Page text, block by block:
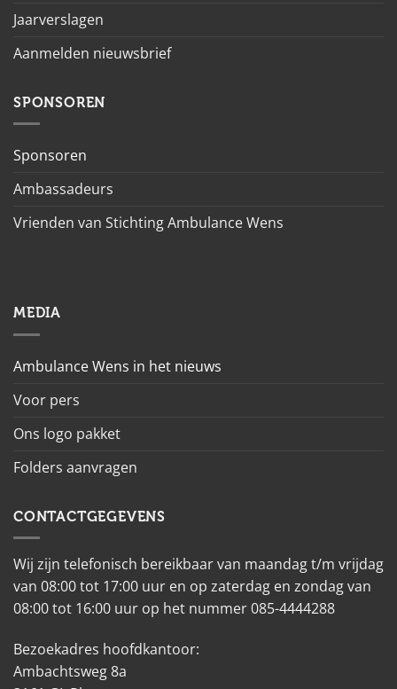
Jaarverslagen
Aanmelden nieuwsbrief
SPONSOREN
Sponsoren
Ambassadeurs
Vrienden van Stichting Ambulance Wens
MEDIA
Ambulance Wens in het nieuws
Voor pers
Ons logo pakket
Folders aanvragen
CONTACTGEGEVENS
Wij zijn telefonisch bereikbaar van maandag t/m vrijdag
van 08:00 tot 17:00 uur en op zaterdag en zondag van
08:00 tot 16:00 uur op het nummer 085-4444288
Bezoekadres hoofdkantoor:
Ambachtsweg 8a